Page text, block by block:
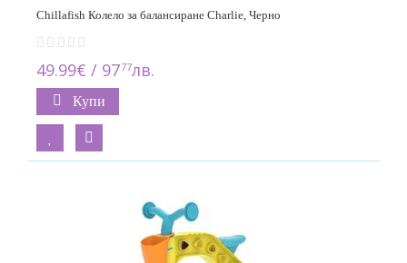
Chillafish Колело за балансиране Charlie, Черно
49.99€ / 9777лв.
Купи